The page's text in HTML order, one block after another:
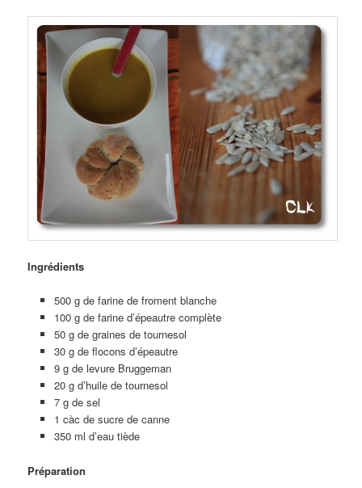
Ingrédients
500 g de farine de froment blanche
100 g de farine d’épeautre complète
50 g de graines de tournesol
30 g de flocons d’épeautre
9 g de levure Bruggeman
20 g d’huile de tournesol
7 g de sel
1 càc de sucre de canne
350 ml d’eau tiède
Préparation